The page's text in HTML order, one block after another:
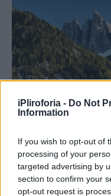
iPliroforia - Do Not
Information
If you wish to opt-out of
processing of your
targeted advertising by
section to confirm your
opt-out request is
VIRAL
Όλοι μιλούν για
Ιταλικό χωριό
για να